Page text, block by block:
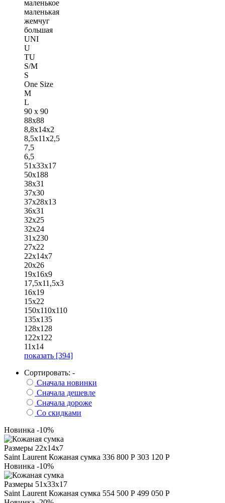
маленькое
маленькая
жемчуг
большая
UNI
U
TU
S/M
S
One Size
M
L
90 х 90
88х88
8,8х14х2
8,5х11х2,5
7,5
6,5
51х33х17
50х188
38х31
37х30
37х28х13
36х31
32х25
32х24
31х230
27х22
22х14х7
20х26
19х16х9
17,5х11,5х3
16х19
15х22
150х110х110
135х135
128х128
122х122
11х14
показать [394]
Сортировать: -
Сначала новинки
Сначала дешевле
Сначала дороже
Со скидками
Новинка -10%
Размеры 22х14х7
Saint Laurent Кожаная сумка 336 800 Р 303 120 Р
Новинка -10%
Размеры 51х33х17
Saint Laurent Кожаная сумка 554 500 Р 499 050 Р